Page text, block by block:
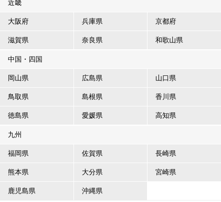
近畿
大阪府 兵庫県 京都府
滋賀県 奈良県 和歌山県
中国・四国
岡山県 広島県 山口県
鳥取県 島根県 香川県
徳島県 愛媛県 高知県
九州
福岡県 佐賀県 長崎県
熊本県 大分県 宮崎県
鹿児島県 沖縄県